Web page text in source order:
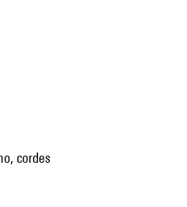
cordes